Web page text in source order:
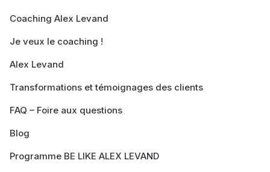
Coaching Alex Levand
Je veux le coaching !
Alex Levand
Transformations et témoignages des clients
FAQ – Foire aux questions
Blog
Programme BE LIKE ALEX LEVAND